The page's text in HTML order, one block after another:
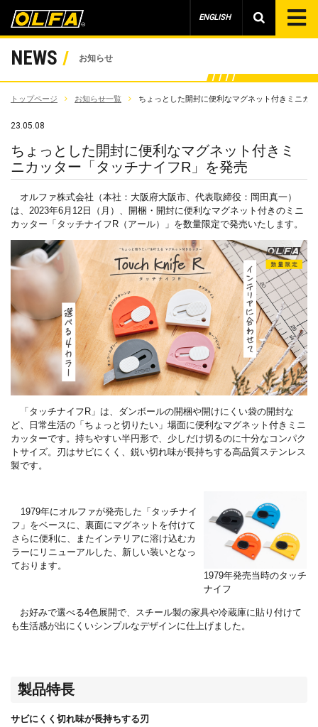
ENGLISH
NEWS お知らせ
トップページ お知らせ一覧 ちょっとした開封に便利なマグネット付きミニカ
23.05.08
ちょっとした開封に便利なマグネット付きミ
ニカッター「タッチナイフR」を発売
オルファ株式会社（本社：大阪府大阪市、代表取締役：岡田真一）
は、2023年6月 12 日（月）、開梱・開封に便利なマグネット付きのミニ
カッター「タッチナイフ R （アール）」を数量限定で発売いたします。
「タッチナイフ R 」は、ダンボールの開梱や開けにくい袋の開封な
ど、日常生活の「ちょっと切りたい」場面に便利なマグネット付きミニ
カッターです。持ちやすい半円形で、少しだけ切るのに十分なコンパク
トサイズ。刃はサビにくく、鋭い切れ味が長持ちする高品質ステンレス
製です。
1979年にオルファが発売した「タッチナイ
フ」をベースに、裏面にマグネットを付けて
さらに便利に、またインテリアに溶け込むカ
ラーにリニューアルした、新しい装いとなっ
ております。
1979年発売当時のタッチ
ナイフ
お好みで選べる4色展開で、スチール製の家具や冷蔵庫に貼り付けて
も生活感が出にくいシンプルなデザインに仕上げました。
製品特長
サビにくく切れ味が長持ちする刃